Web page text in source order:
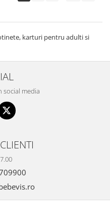
karturi pentru adulti si
social media